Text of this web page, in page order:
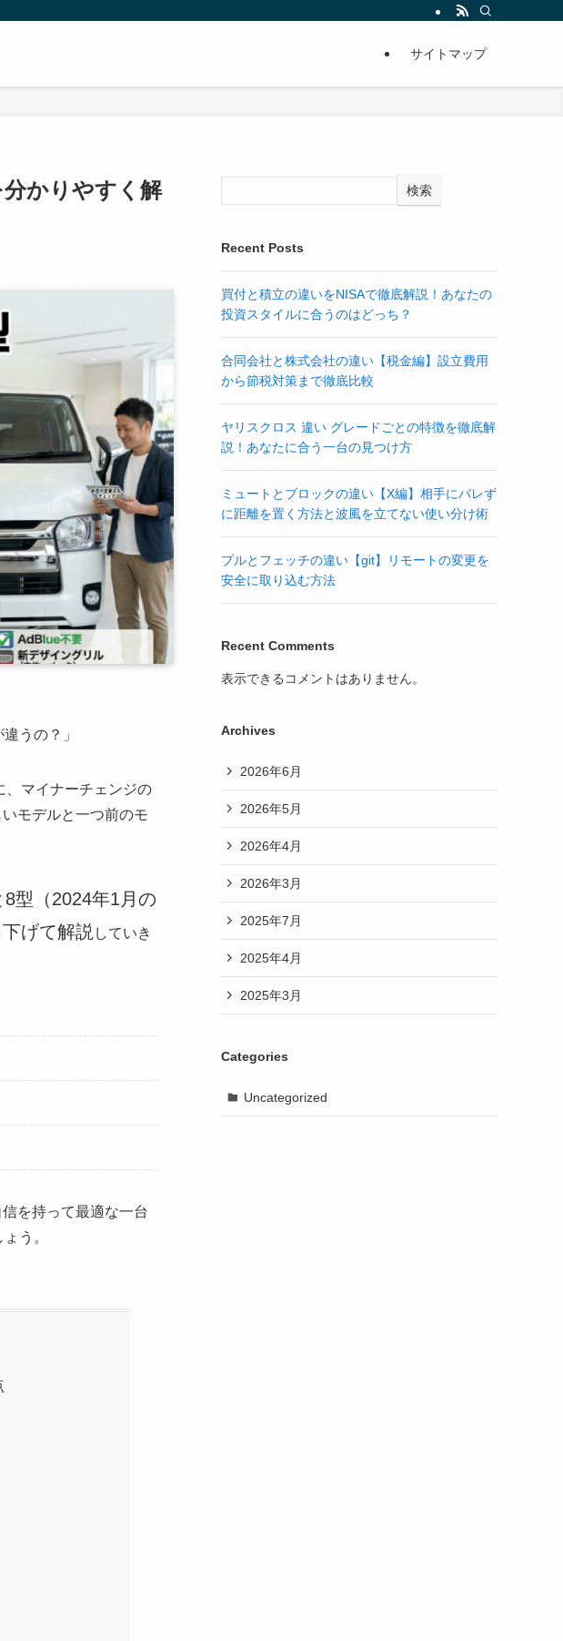
サイトマップ
かりやすく解
うの？」
、マイナーチェンジの
モデルと一つ前のモ
型（2024年1月の
げて解説 していき
を持って最適な一台
う。
検索
Recent Posts
買付と積立の違いをNISAで徹底解説！あなたの
投資スタイルに合うのはどっち？
合同会社と株式会社の違い【税金編】設立費用
から節税対策まで徹底比較
ヤリスクロス 違い グレードごとの特徴を徹底解
説！あなたに合う一台の見つけ方
ミュートとブロックの違い【X編】相手にバレず
に距離を置く方法と波風を立てない使い分け術
プルとフェッチの違い【git】リモートの変更を
安全に取り込む方法
Recent Comments
表示できるコメントはありません。
Archives
2026年6月
2026年5月
2026年4月
2026年3月
2025年7月
2025年4月
2025年3月
Categories
Uncategorized